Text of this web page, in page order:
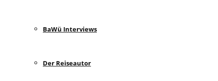
BaWü Interviews
Der Reiseautor